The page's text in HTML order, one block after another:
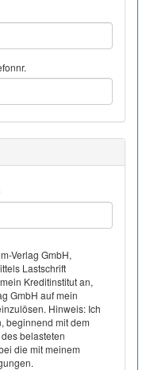
Verlag GmbH,
Lastschrift
Kreditinstitut an,
GmbH auf mein
Hinweis: Ich
beginnend mit dem
belasteten
die mit meinem